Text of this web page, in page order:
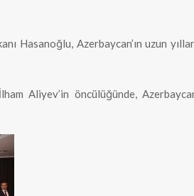
Hasanoğlu, Azerbaycan’ın uzun
Aliyev’in öncülüğünde,